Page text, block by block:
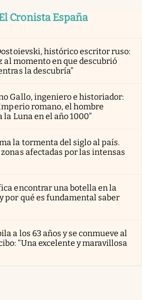
Cronista España
histórico escritor ruso:
al momento en que descubrió
la descubría”
Gallo, ingeniero e historiador:
romano, el hombre
Luna en el año 1000”
la tormenta del siglo al país.
afectadas por las intensas
encontrar una botella en la
por qué es fundamental saber
a los 63 años y se conmueve al
“Una excelente y maravillosa